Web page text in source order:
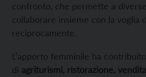
confronto, che permette a
collaborare insieme con la voglia
reciprocamente.
L’apporto femminile ha
di agriturismi, ristorazione,